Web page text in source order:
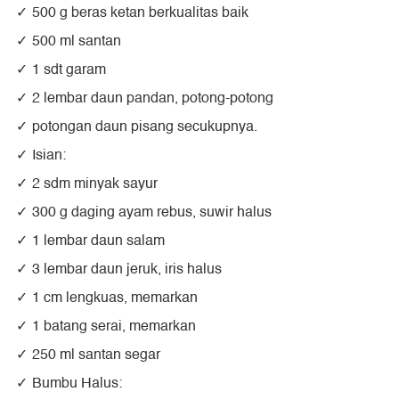
500 g beras ketan berkualitas baik
500 ml santan
1 sdt garam
2 lembar daun pandan, potong-potong
potongan daun pisang secukupnya.
Isian:
2 sdm minyak sayur
300 g daging ayam rebus, suwir halus
1 lembar daun salam
3 lembar daun jeruk, iris halus
1 cm lengkuas, memarkan
1 batang serai, memarkan
250 ml santan segar
Bumbu Halus: